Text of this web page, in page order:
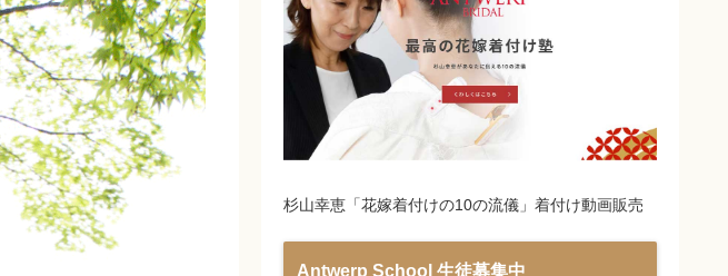
杉山幸恵「花嫁着付けの10の流儀」着付け動画販売
Antwerp School 生徒募集中